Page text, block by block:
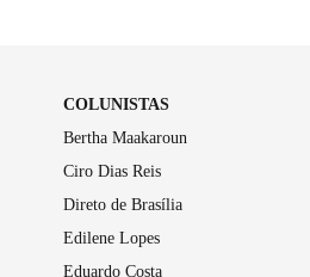
COLUNISTAS
Bertha Maakaroun
Ciro Dias Reis
Direto de Brasília
Edilene Lopes
Eduardo Costa